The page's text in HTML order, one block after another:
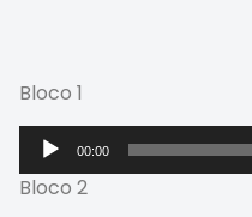
Bloco 1
Tocador
de
áudio
00:00
Bloco 2